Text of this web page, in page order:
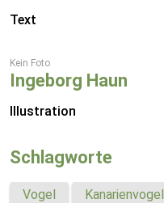
Text
Kein Foto
Ingeborg Haun
Illustration
Schlagworte
Vogel Kanarienvogel